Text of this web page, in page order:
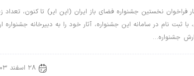
فراخوان نخستین جشنواره فضای باز ایران (اپن ایر) تا کنون، تعداد
با ثبت نام در سامانه این جشنواره، آثار خود را به دبیرخانه جشنواره
جشنواره…
۲۸ اسفند ۱۴۰۳